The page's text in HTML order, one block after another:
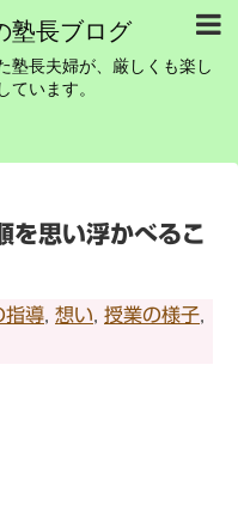
塾長ブログ
塾長夫婦が、厳しくも楽し
ています。
を思い浮かべるこ
指導 ,想い ,授業の様子